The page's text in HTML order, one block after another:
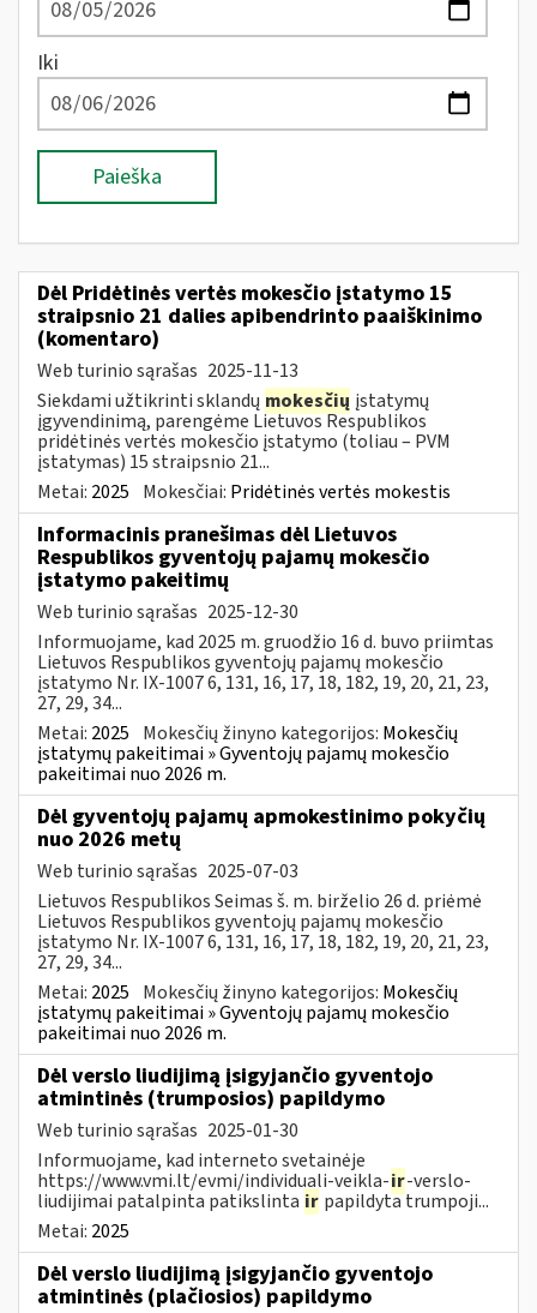
Iki
Paieška
Dėl Pridėtinės vertės mokesčio įstatymo 15
straipsnio 21 dalies apibendrinto paaiškinimo
(komentaro)
Web turinio sąrašas 2025-11-13
Siekdami užtikrinti sklandų mokesčių įstatymų
įgyvendinimą, parengėme Lietuvos Respublikos
pridėtinės vertės mokesčio įstatymo (toliau – PVM
įstatymas) 15 straipsnio 21...
Metai: 2025 Mokesčiai: Pridėtinės vertės mokestis
Informacinis pranešimas dėl Lietuvos
Respublikos gyventojų pajamų mokesčio
įstatymo pakeitimų
Web turinio sąrašas 2025-12-30
Informuojame, kad 2025 m. gruodžio 16 d. buvo priimtas
Lietuvos Respublikos gyventojų pajamų mokesčio
įstatymo Nr. IX-1007 6, 131, 16, 17, 18, 182, 19, 20, 21, 23,
27, 29, 34...
Metai: 2025 Mokesčių žinyno kategorijos: Mokesčių
įstatymų pakeitimai » Gyventojų pajamų mokesčio
pakeitimai nuo 2026 m.
Dėl gyventojų pajamų apmokestinimo pokyčių
nuo 2026 metų
Web turinio sąrašas 2025-07-03
Lietuvos Respublikos Seimas š. m. birželio 26 d. priėmė
Lietuvos Respublikos gyventojų pajamų mokesčio
įstatymo Nr. IX-1007 6, 131, 16, 17, 18, 182, 19, 20, 21, 23,
27, 29, 34...
Metai: 2025 Mokesčių žinyno kategorijos: Mokesčių
įstatymų pakeitimai » Gyventojų pajamų mokesčio
pakeitimai nuo 2026 m.
Dėl verslo liudijimą įsigyjančio gyventojo
atmintinės (trumposios) papildymo
Web turinio sąrašas 2025-01-30
Informuojame, kad interneto svetainėje
https://www.vmi.lt/evmi/individuali-veikla-ir-verslo-
liudijimai patalpinta patikslinta ir papildyta trumpoji...
Metai: 2025
Dėl verslo liudijimą įsigyjančio gyventojo
atmintinės (plačiosios) papildymo